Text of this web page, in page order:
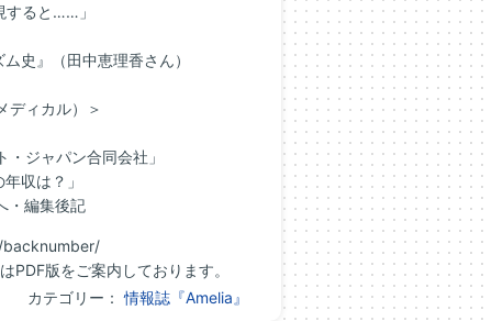
すると……」
』（田中恵理香さん）
ディカル）＞
ジャパン合同会社」
収は？」
・編集後記
版をご案内しております。
カテゴリー：情報誌『Amelia』